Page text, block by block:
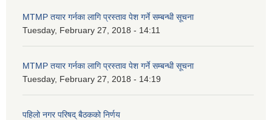
MTMP तयार गर्नका लागि प्रस्ताव पेश गर्ने सम्बन्धी सूचना
Tuesday, February 27, 2018 - 14:11
MTMP तयार गर्नका लागि प्रस्ताव पेश गर्ने सम्बन्धी सूचना
Tuesday, February 27, 2018 - 14:19
पहिलो नगर परिषद् बैठकको निर्णय